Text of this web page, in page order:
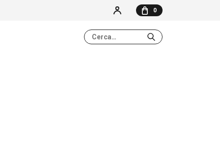
0
NESSUN ELEMENTO NEL CARRELLO